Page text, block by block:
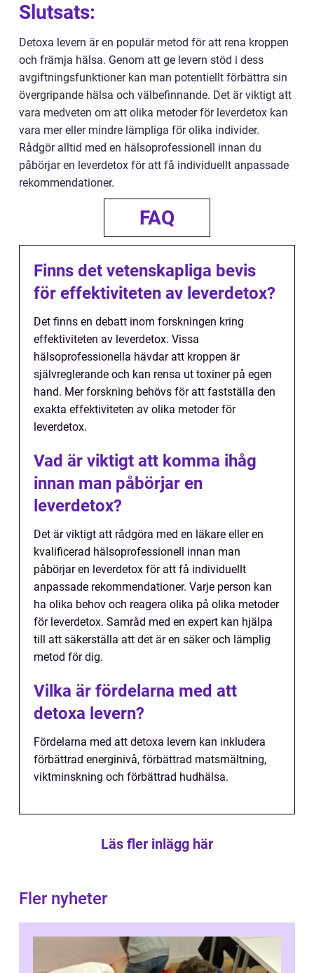
Slutsats:
Detoxa levern är en populär metod för att rena kroppen
och främja hälsa. Genom att ge levern stöd i dess
avgiftningsfunktioner kan man potentiellt förbättra sin
övergripande hälsa och välbefinnande. Det är viktigt att
vara medveten om att olika metoder för leverdetox kan
vara mer eller mindre lämpliga för olika individer.
Rådgör alltid med en hälsoprofessionell innan du
påbörjar en leverdetox för att få individuellt anpassade
rekommendationer.
FAQ
Finns det vetenskapliga bevis
för effektiviteten av leverdetox?
Det finns en debatt inom forskningen kring
effektiviteten av leverdetox. Vissa
hälsoprofessionella hävdar att kroppen är
självreglerande och kan rensa ut toxiner på egen
hand. Mer forskning behövs för att fastställa den
exakta effektiviteten av olika metoder för
leverdetox.
Vad är viktigt att komma ihåg
innan man påbörjar en
leverdetox?
Det är viktigt att rådgöra med en läkare eller en
kvalificerad hälsoprofessionell innan man
påbörjar en leverdetox för att få individuellt
anpassade rekommendationer. Varje person kan
ha olika behov och reagera olika på olika metoder
för leverdetox. Samråd med en expert kan hjälpa
till att säkerställa att det är en säker och lämplig
metod för dig.
Vilka är fördelarna med att
detoxa levern?
Fördelarna med att detoxa levern kan inkludera
förbättrad energinivå, förbättrad matsmältning,
viktminskning och förbättrad hudhälsa.
Läs fler inlägg här
Fler nyheter